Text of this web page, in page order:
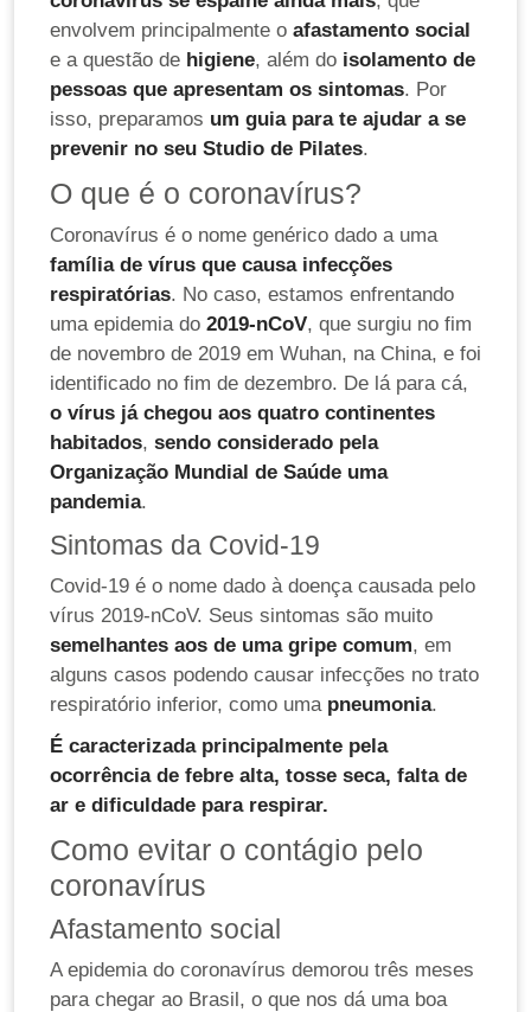
envolvem principalmente o afastamento social
e a questão de higiene, além do isolamento de
pessoas que apresentam os sintomas. Por
isso, preparamos um guia para te ajudar a se
prevenir no seu Studio de Pilates.
O que é o coronavírus?
Coronavírus é o nome genérico dado a uma
família de vírus que causa infecções
respiratórias. No caso, estamos enfrentando
uma epidemia do 2019-nCoV, que surgiu no fim
de novembro de 2019 em Wuhan, na China, e foi
identificado no fim de dezembro. De lá para cá,
o vírus já chegou aos quatro continentes
habitados, sendo considerado pela
Organização Mundial de Saúde uma
pandemia.
Sintomas da Covid-19
Covid-19 é o nome dado à doença causada pelo
vírus 2019-nCoV. Seus sintomas são muito
semelhantes aos de uma gripe comum, em
alguns casos podendo causar infecções no trato
respiratório inferior, como uma pneumonia.
É caracterizada principalmente pela
ocorrência de febre alta, tosse seca, falta de
ar e dificuldade para respirar.
Como evitar o contágio pelo
coronavírus
Afastamento social
A epidemia do coronavírus demorou três meses
para chegar ao Brasil, o que nos dá uma boa